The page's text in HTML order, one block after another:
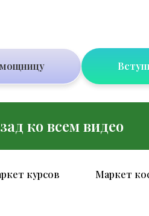
ко всем видео
курсов Маркет